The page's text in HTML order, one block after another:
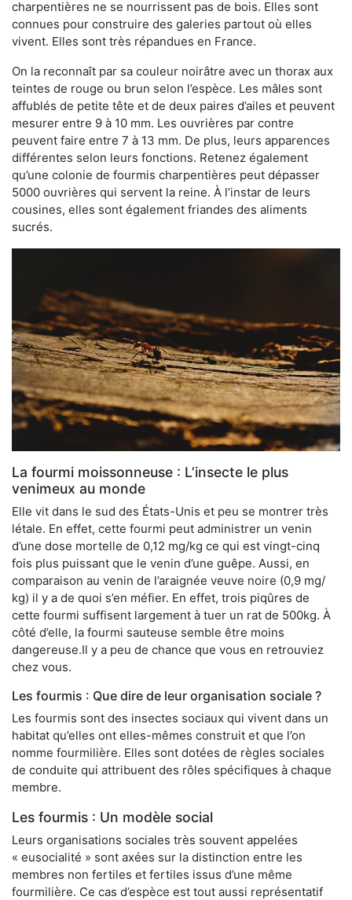
charpentières ne se nourrissent pas de bois. Elles sont
connues pour construire des galeries partout où elles
vivent. Elles sont très répandues en France.
On la reconnaît par sa couleur noirâtre avec un thorax aux
teintes de rouge ou brun selon l’espèce. Les mâles sont
affublés de petite tête et de deux paires d’ailes et peuvent
mesurer entre 9 à 10 mm. Les ouvrières par contre
peuvent faire entre 7 à 13 mm. De plus, leurs apparences
différentes selon leurs fonctions. Retenez également
qu’une colonie de fourmis charpentières peut dépasser
5000 ouvrières qui servent la reine. À l’instar de leurs
cousines, elles sont également friandes des aliments
sucrés.
La fourmi moissonneuse : L’insecte le plus
venimeux au monde
Elle vit dans le sud des États-Unis et peu se montrer très
létale. En effet, cette fourmi peut administrer un venin
d’une dose mortelle de 0,12 mg/kg ce qui est vingt-cinq
fois plus puissant que le venin d’une guêpe. Aussi, en
comparaison au venin de l’araignée veuve noire (0,9 mg/
kg) il y a de quoi s’en méfier. En effet, trois piqûres de
cette fourmi suffisent largement à tuer un rat de 500kg. À
côté d’elle, la fourmi sauteuse semble être moins
dangereuse.Il y a peu de chance que vous en retrouviez
chez vous.
Les fourmis : Que dire de leur organisation sociale ?
Les fourmis sont des insectes sociaux qui vivent dans un
habitat qu’elles ont elles-mêmes construit et que l’on
nomme fourmilière. Elles sont dotées de règles sociales
de conduite qui attribuent des rôles spécifiques à chaque
membre.
Les fourmis : Un modèle social
Leurs organisations sociales très souvent appelées
« eusocialité » sont axées sur la distinction entre les
membres non fertiles et fertiles issus d’une même
fourmilière. Ce cas d’espèce est tout aussi représentatif